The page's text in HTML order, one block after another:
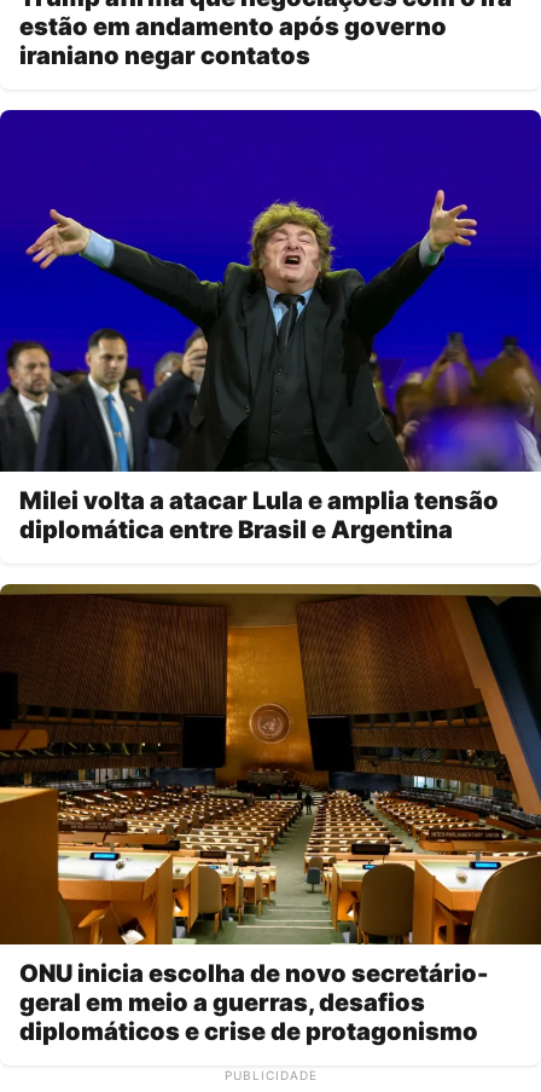
estão em andamento após governo
iraniano negar contatos
Milei volta a atacar Lula e amplia tensão
diplomática entre Brasil e Argentina
ONU inicia escolha de novo secretário-
geral em meio a guerras, desafios
diplomáticos e crise de protagonismo
PUBLICIDADE